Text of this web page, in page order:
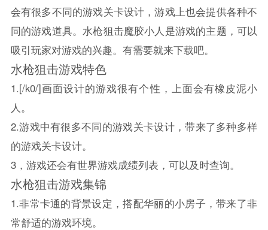
会有很多不同的游戏关卡设计，游戏上也会提供各种不
同的游戏道具。水枪狙击魔胶小人是游戏的主题，可以
吸引玩家对游戏的兴趣。有需要就来下载吧。
水枪狙击游戏特色
1.[/k0/]画面设计的游戏很有个性，上面会有橡皮泥小
人。
2.游戏中有很多不同的游戏关卡设计，带来了多种多样
的游戏关卡设计。
3，游戏还会有世界游戏成绩列表，可以及时查询。
水枪狙击游戏集锦
1.非常卡通的背景设定，搭配华丽的小房子，带来了非
常舒适的游戏环境。